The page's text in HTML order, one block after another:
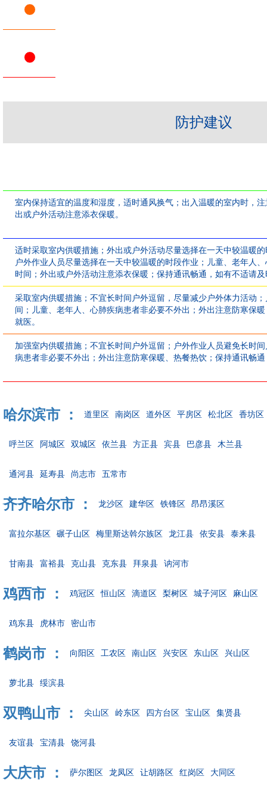
防护建议
室内保持适宜的温度和湿度，适时通风换气；出入温暖的室内时，
出或户外活动注意添衣保暖。
适时采取室内供暖措施；外出或户外活动尽量选择在一天中较温暖
户外作业人员尽量选择在一天中较温暖的时段作业；儿童、老年人
时间；外出或户外活动注意添衣保暖；保持通讯畅通，如有不适请
采取室内供暖措施；不宜长时间户外逗留，尽量减少户外体力活动
间；儿童、老年人、心肺疾病患者非必要不外出；外出注意防寒保
就医。
加强室内供暖措施；不宜长时间户外逗留；户外作业人员避免长时
病患者非必要不外出；外出注意防寒保暖、热餐热饮；保持通讯畅
哈尔滨市 ： 道里区 南岗区 道外区 平房区 松北区 香坊区
呼兰区 阿城区 双城区 依兰县 方正县 宾县 巴彦县 木兰县
通河县 延寿县 尚志市 五常市
齐齐哈尔市 ： 龙沙区 建华区 铁锋区 昂昂溪区
富拉尔基区 碾子山区 梅里斯达斡尔族区 龙江县 依安县 泰来县
甘南县 富裕县 克山县 克东县 拜泉县 讷河市
鸡西市 ： 鸡冠区 恒山区 滴道区 梨树区 城子河区 麻山区
鸡东县 虎林市 密山市
鹤岗市 ： 向阳区 工农区 南山区 兴安区 东山区 兴山区
萝北县 绥滨县
双鸭山市 ： 尖山区 岭东区 四方台区 宝山区 集贤县
友谊县 宝清县 饶河县
大庆市 ： 萨尔图区 龙凤区 让胡路区 红岗区 大同区